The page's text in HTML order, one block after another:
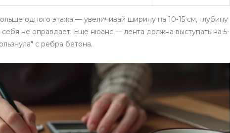
одного этажа — увеличивай ширину на 10-15 см, глубину
не оправдает. Ещё нюанс — лента должна выступать на 5-
с ребра бетона.